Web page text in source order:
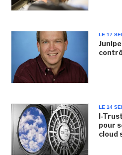
LE 17
LE 14
I-
pour
cloud